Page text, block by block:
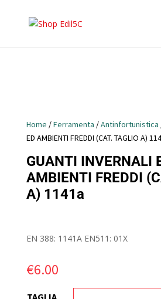
Home /Ferramenta /Antinfortunistica
ED AMBIENTI FREDDI (CAT. TAGLIO A)
GUANTI INVERNALI
AMBIENTI FREDDI
A) 1141a
EN 388: 1141A EN511: 01X
€6.00
TAGLIA